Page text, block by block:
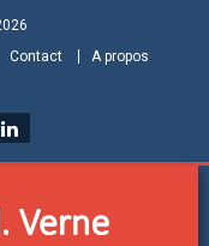
Contact
A propos